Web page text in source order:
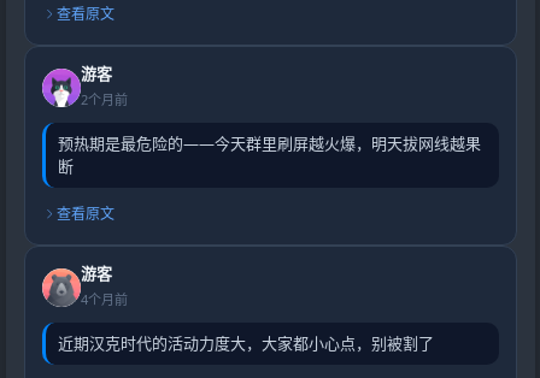
查看原文
游客
2个月前
预热期是最危险的——今天群里刷屏越火爆，明天拔网线越果
断
查看原文
游客
4个月前
近期汉克时代的活动力度大，大家都小心点，别被割了